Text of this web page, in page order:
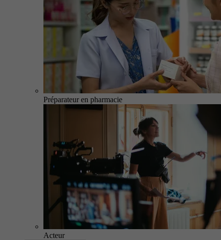
Préparateur en pharmacie
Acteur